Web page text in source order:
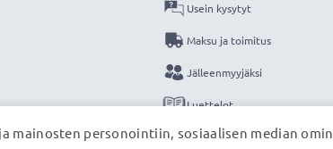
Usein kysytyt
Maksu ja toimitus
Jälleenmyyjäksi
Luettelot
Yhteys
mainosten personointiin, sosiaalisen median